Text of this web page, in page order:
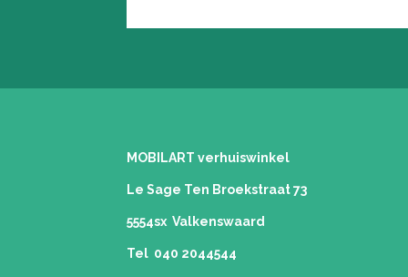
MOBILART verhuiswinkel
Le Sage Ten Broekstraat 73
5554sx Valkenswaard
Tel 040 2044544